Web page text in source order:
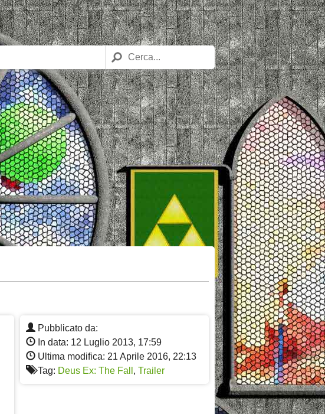
Pubblicato da:
In data: 12 Luglio 2013, 17:59
Ultima modifica: 21 Aprile 2016, 22:13
Tag: Deus Ex: The Fall , Trailer